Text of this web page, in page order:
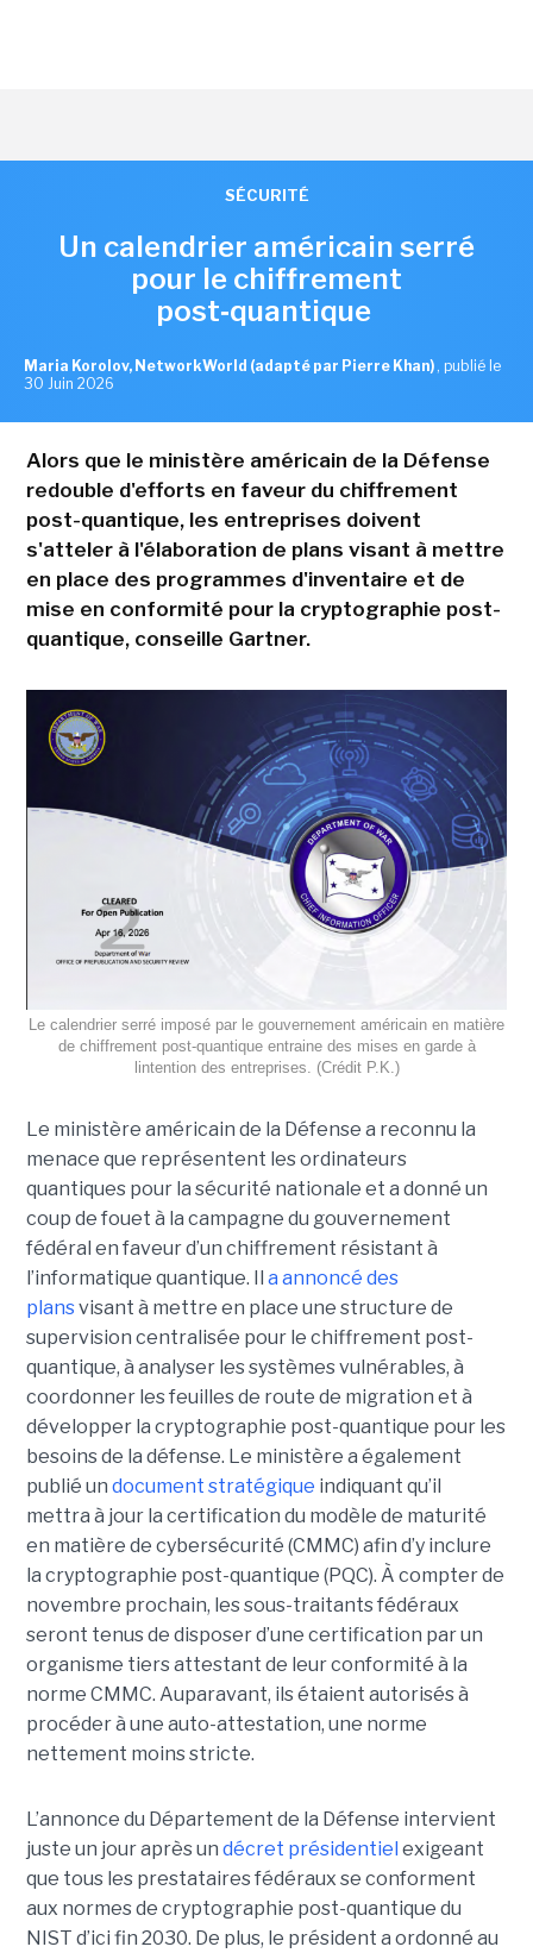
SÉCURITÉ
Un calendrier américain serré
pour le chiffrement
post‑quantique
Maria Korolov, NetworkWorld (adapté par Pierre Khan) , publié le
30 Juin 2026
Alors que le ministère américain de la Défense
redouble d'efforts en faveur du chiffrement
post-quantique, les entreprises doivent
s'atteler à l'élaboration de plans visant à mettre
en place des programmes d'inventaire et de
mise en conformité pour la cryptographie post-
quantique, conseille Gartner.
Le calendrier serré imposé par le gouvernement américain en matière
de chiffrement post-quantique entraine des mises en garde à
lintention des entreprises. (Crédit P.K.)
Le ministère américain de la Défense a reconnu la
menace que représentent les ordinateurs
quantiques pour la sécurité nationale et a donné un
coup de fouet à la campagne du gouvernement
fédéral en faveur d’un chiffrement résistant à
l’informatique quantique. Il a annoncé des
plansvisant à mettre en place une structure de
supervision centralisée pour le chiffrement post-
quantique, à analyser les systèmes vulnérables, à
coordonner les feuilles de route de migration et à
développer la cryptographie post-quantique pour les
besoins de la défense. Le ministère a également
publié un document stratégique indiquant qu’il
mettra à jour la certification du modèle de maturité
en matière de cybersécurité (CMMC) afin d’y inclure
la cryptographie post-quantique (PQC). À compter de
novembre prochain, les sous-traitants fédéraux
seront tenus de disposer d’une certification par un
organisme tiers attestant de leur conformité à la
norme CMMC. Auparavant, ils étaient autorisés à
procéder à une auto-attestation, une norme
nettement moins stricte.
L’annonce du Département de la Défense intervient
juste un jour après un décret présidentiel exigeant
que tous les prestataires fédéraux se conforment
aux normes de cryptographie post-quantique du
NIST d’ici fin 2030. De plus, le président a ordonné au